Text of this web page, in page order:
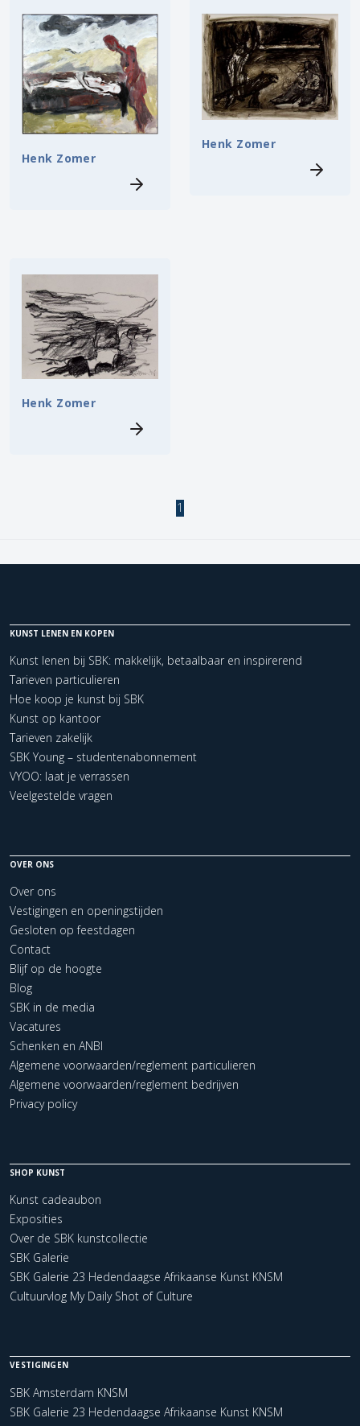
Henk Zomer
Henk Zomer
Henk Zomer
1
KUNST LENEN EN KOPEN
Kunst lenen bij SBK: makkelijk, betaalbaar en inspirerend
Tarieven particulieren
Hoe koop je kunst bij SBK
Kunst op kantoor
Tarieven zakelijk
SBK Young – studentenabonnement
VYOO: laat je verrassen
Veelgestelde vragen
OVER ONS
Over ons
Vestigingen en openingstijden
Gesloten op feestdagen
Contact
Blijf op de hoogte
Blog
SBK in de media
Vacatures
Schenken en ANBI
Algemene voorwaarden/reglement particulieren
Algemene voorwaarden/reglement bedrijven
Privacy policy
SHOP KUNST
Kunst cadeaubon
Exposities
Over de SBK kunstcollectie
SBK Galerie
SBK Galerie 23 Hedendaagse Afrikaanse Kunst KNSM
Cultuurvlog My Daily Shot of Culture
VESTIGINGEN
SBK Amsterdam KNSM
SBK Galerie 23 Hedendaagse Afrikaanse Kunst KNSM